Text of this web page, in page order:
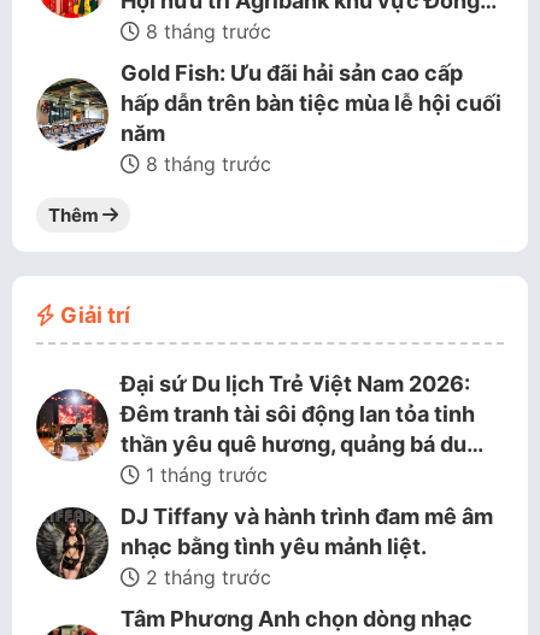
8 tháng trước
Gold Fish: Ưu đãi hải sản cao cấp
hấp dẫn trên bàn tiệc mùa lễ hội cuối
năm
8 tháng trước
Thêm
Giải trí
Đại sứ Du lịch Trẻ Việt Nam 2026:
Đêm tranh tài sôi động lan tỏa tinh
thần yêu quê hương, quảng bá du…
1 tháng trước
DJ Tiffany và hành trình đam mê âm
nhạc bằng tình yêu mảnh liệt.
2 tháng trước
Tâm Phương Anh chọn dòng nhạc